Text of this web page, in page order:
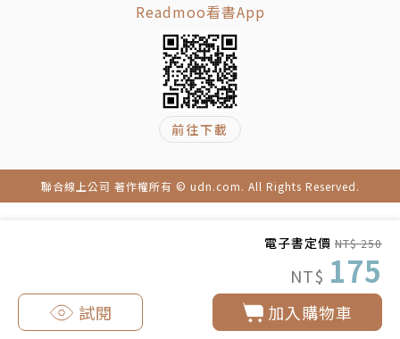
電子書定價 NT$ 250
NT$ 175
加入購物車
試閱
Readmoo看書App
前往下載
聯合線上公司 著作權所有 © udn.com. All Rights Reserved.